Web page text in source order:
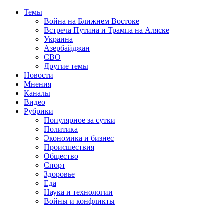
Темы
Война на Ближнем Востоке
Встреча Путина и Трампа на Аляске
Украина
Азербайджан
СВО
Другие темы
Новости
Мнения
Каналы
Видео
Рубрики
Популярное за сутки
Политика
Экономика и бизнес
Происшествия
Общество
Спорт
Здоровье
Еда
Наука и технологии
Войны и конфликты